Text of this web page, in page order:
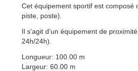
Cet équipement sportif est composé
piste, poste).
Il s’agit d’un équipement de
24h/24h).
Longueur: 100.00 m
Largeur: 60.00 m